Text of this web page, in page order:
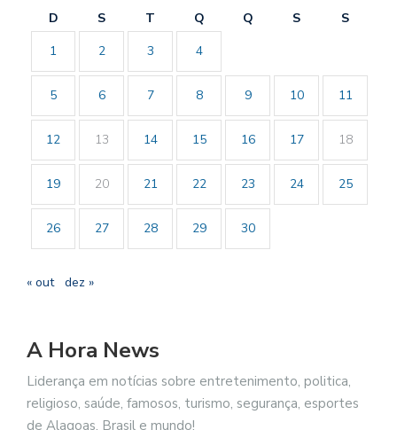
D S T Q Q S
S
1
2 3 4
5 6 7 8 9 10 11
12 13 14 15 16 17 18
19 20 21 22 23 24 25
26 27 28 29 30
« out dez »
A Hora News
Liderança em notícias sobre entretenimento, politica,
religioso, saúde, famosos, turismo, segurança, esportes
de Alagoas, Brasil e mundo!